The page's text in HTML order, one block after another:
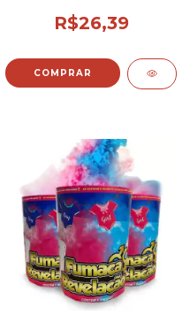
R$26,39
COMPRAR